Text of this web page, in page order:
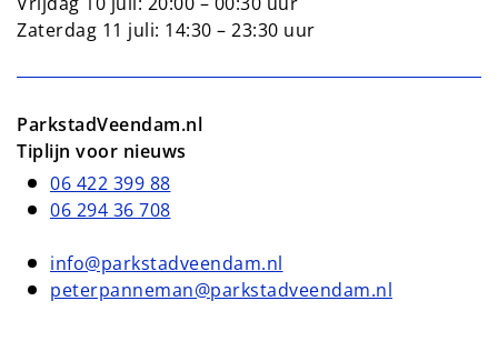
Zaterdag 11 juli: 14:30 – 23:30 uur
ParkstadVeendam.nl
Tiplijn voor nieuws
06 422 399 88
06 294 36 708
info@parkstadveendam.nl
peterpanneman@parkstadveendam.nl